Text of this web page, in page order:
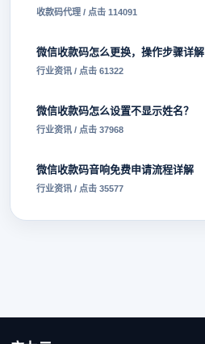
收款码代理 / 点击 114091
微信收款码怎么更换，操作步骤详解
行业资讯 / 点击 61322
微信收款码怎么设置不显示姓名？
行业资讯 / 点击 37968
微信收款码音响免费申请流程详解
行业资讯 / 点击 35577